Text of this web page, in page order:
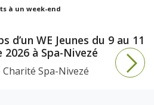
à un week-end
d’un WE Jeunes du 9 au 11
à Spa-Nivezé
Charité Spa-Nivezé